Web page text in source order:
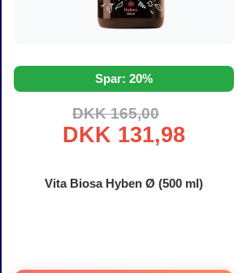
Spar: 20%
DKK 165,00
DKK 131,98
Vita Biosa Hyben Ø (500 ml)